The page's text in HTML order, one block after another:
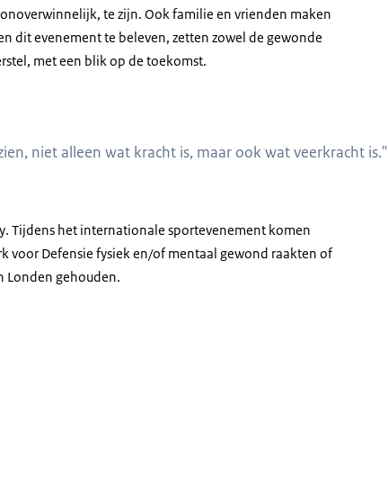
te zijn. Ook familie en vrienden maken
dit evenement te beleven, zetten zowel de gewonde
met een blik op de toekomst.
niet alleen wat kracht is, maar ook wat veerkracht is."
. Tijdens het internationale sportevenement komen
voor Defensie fysiek en/of mentaal gewond raakten of
Londen gehouden.